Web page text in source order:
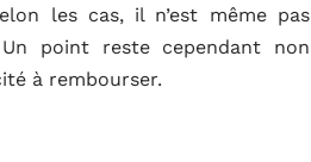
les cas, il n’est même pas
point reste cependant non
à rembourser.